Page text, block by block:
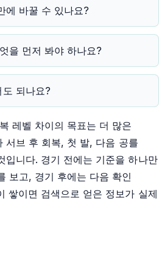
에 바꿀 수 있나요?
을 먼저 봐야 하나요?
되나요?
레벨 차이의 목표는 더 많은
서브 후 회복, 첫 발, 다음 공를
입니다. 경기 전에는 기준을 하나만
보고, 경기 후에는 다음 확인
쌓이면 검색으로 얻은 정보가 실제